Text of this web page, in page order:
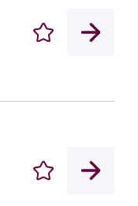
Enregistrer
Enregistrer